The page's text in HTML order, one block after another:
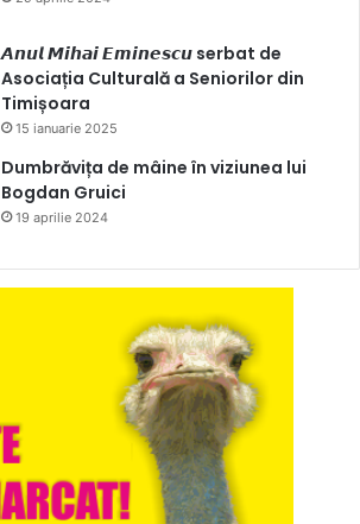
𝘼𝙣𝙪𝙡 𝙈𝙞𝙝𝙖𝙞 𝙀𝙢𝙞𝙣𝙚𝙨𝙘𝙪 serbat de
Asociația Culturală a Seniorilor din
Timișoara
15 ianuarie 2025
Dumbrăvița de mâine în viziunea lui
Bogdan Gruici
19 aprilie 2024